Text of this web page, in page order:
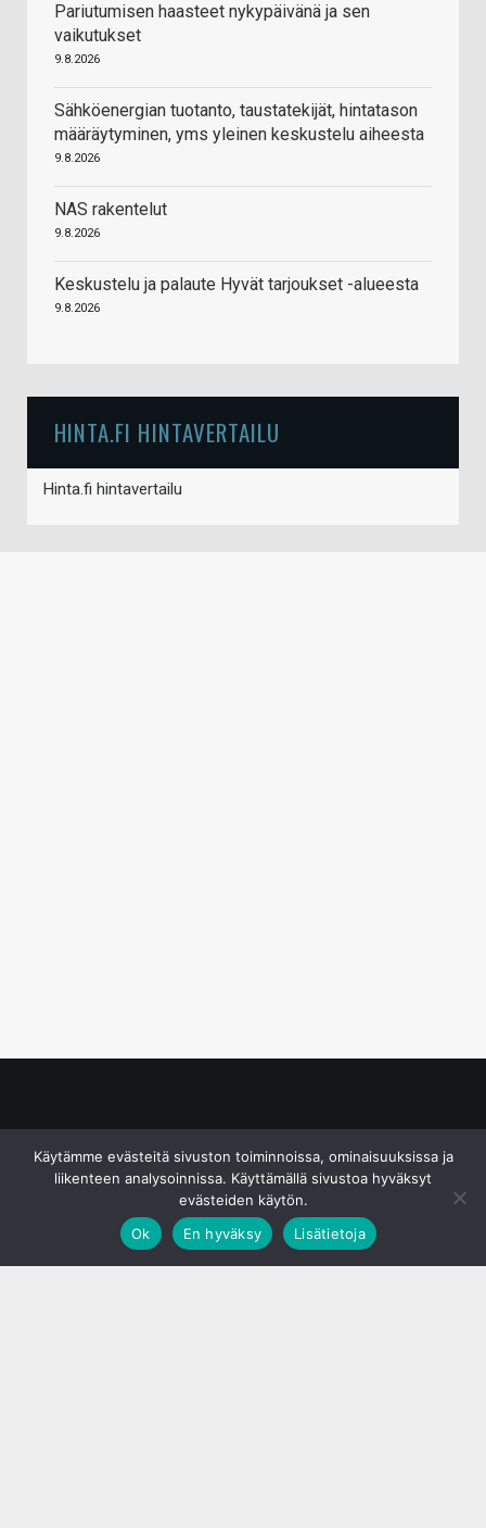
Pariutumisen haasteet nykypäivänä ja sen
vaikutukset
9.8.2026
Sähköenergian tuotanto, taustatekijät, hintatason
määräytyminen, yms yleinen keskustelu aiheesta
9.8.2026
NAS rakentelut
9.8.2026
Keskustelu ja palaute Hyvät tarjoukset -alueesta
9.8.2026
HINTA.FI HINTAVERTAILU
Hinta.fi hintavertailu
Käytämme evästeitä sivuston toiminnoissa, ominaisuuksissa ja
liikenteen analysoinnissa. Käyttämällä sivustoa hyväksyt
evästeiden käytön.
Ok
En hyväksy Lisätietoja